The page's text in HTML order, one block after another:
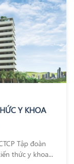
Y KHOA
Tập đoàn
thức y khoa...